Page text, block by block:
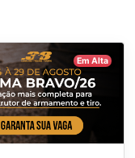
Em Alta